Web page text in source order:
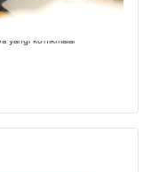
ko‘nikmalar”